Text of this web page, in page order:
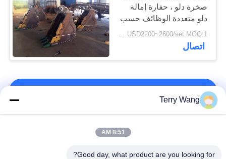
صخرة دلو ، حفارة إمالة
دلو متعددة الوظائف حسب
الطلب
USD2200~2600/set MOQ:1 مجموعة
اتصال
Terry Wang
8:51 AM
Good day, what product are you looking for?